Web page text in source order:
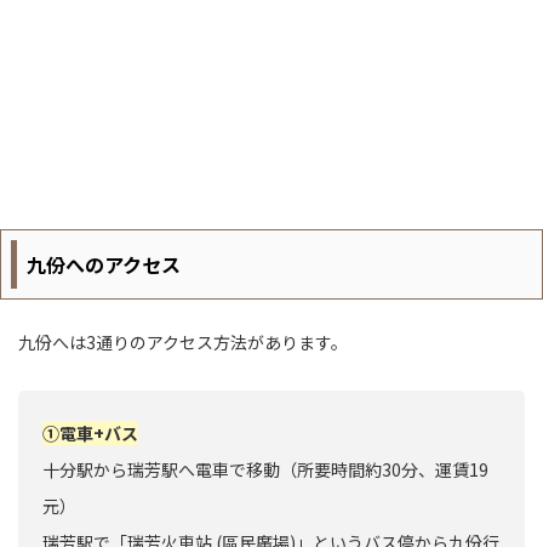
九份へのアクセス
九份へは3通りのアクセス方法があります。
①電車+バス
十分駅から瑞芳駅へ電車で移動（所要時間約30分、運賃19
元）
瑞芳駅で「瑞芳火車站 (區民廣場)」というバス停から九份行